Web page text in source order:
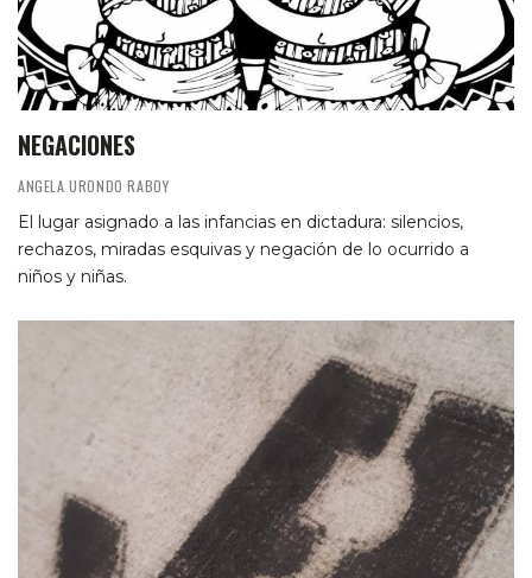
NEGACIONES
ANGELA URONDO RABOY
El lugar asignado a las infancias en dictadura: silencios,
rechazos, miradas esquivas y negación de lo ocurrido a
niños y niñas.